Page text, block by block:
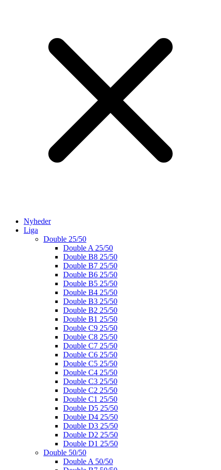
Nyheder
Liga
Double 25/50
Double A 25/50
Double B8 25/50
Double B7 25/50
Double B6 25/50
Double B5 25/50
Double B4 25/50
Double B3 25/50
Double B2 25/50
Double B1 25/50
Double C9 25/50
Double C8 25/50
Double C7 25/50
Double C6 25/50
Double C5 25/50
Double C4 25/50
Double C3 25/50
Double C2 25/50
Double C1 25/50
Double D5 25/50
Double D4 25/50
Double D3 25/50
Double D2 25/50
Double D1 25/50
Double 50/50
Double A 50/50